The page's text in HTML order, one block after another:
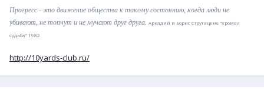
Прогресс - это движение общества к такому состоянию, когда люди не
убивают, не топчут и не мучают друг друга. Аркадий и Борис Стругацкие "Хромая
судьба" 1982
http://10yards-club.ru/